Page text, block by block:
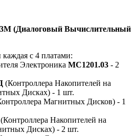
(Диалоговый Вычислительный
каждая с 4 платами:
Электроника МС1201.03 - 2
(Контроллера Накопителей на
Дисках) - 1 шт.
Магнитных Дисков) - 1
(Контроллера Накопителей на
Дисках) - 2 шт.